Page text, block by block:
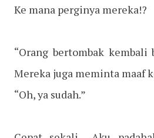
Ke mana perginya mereka!?
“Orang bertombak kembali
Mereka juga meminta maaf
“Oh, ya sudah.”